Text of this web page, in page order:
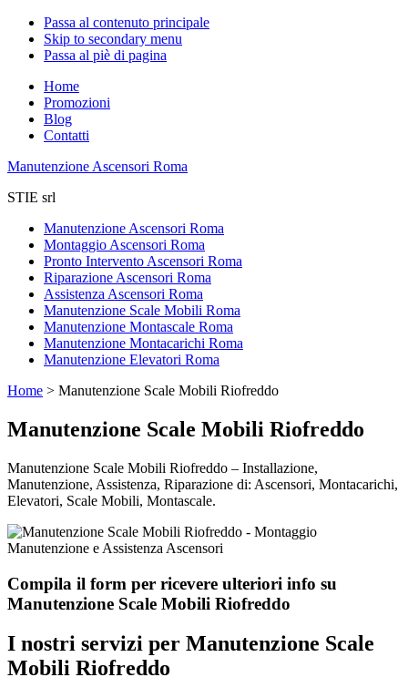
Passa al contenuto principale
Skip to secondary menu
Passa al piè di pagina
Home
Promozioni
Blog
Contatti
Manutenzione Ascensori Roma
STIE srl
Manutenzione Ascensori Roma
Montaggio Ascensori Roma
Pronto Intervento Ascensori Roma
Riparazione Ascensori Roma
Assistenza Ascensori Roma
Manutenzione Scale Mobili Roma
Manutenzione Montascale Roma
Manutenzione Montacarichi Roma
Manutenzione Elevatori Roma
Home > Manutenzione Scale Mobili Riofreddo
Manutenzione Scale Mobili Riofreddo
Manutenzione Scale Mobili Riofreddo – Installazione,
Manutenzione, Assistenza, Riparazione di: Ascensori, Montacarichi,
Elevatori, Scale Mobili, Montascale.
Compila il form per ricevere ulteriori info su
Manutenzione Scale Mobili Riofreddo
I nostri servizi per Manutenzione Scale
Mobili Riofreddo